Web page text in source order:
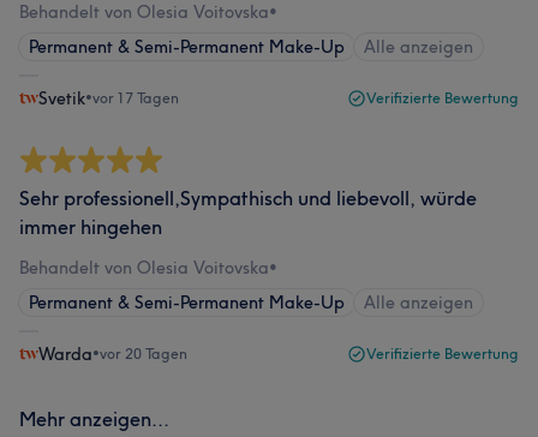
Behandelt von Olesia Voitovska•
Permanent & Semi-Permanent Make-Up
Alle anzeigen
Svetik•vor 17 Tagen Verifizierte Bewertung
Sehr professionell,Sympathisch und liebevoll, würde
immer hingehen
Behandelt von Olesia Voitovska•
Permanent & Semi-Permanent Make-Up
Alle anzeigen
Warda•vor 20 Tagen Verifizierte Bewertung
Mehr anzeigen...